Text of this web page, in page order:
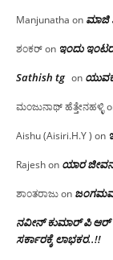
Manjunatha on ಮಾಜಿ
ಶಂಕರ್on ಇಂದು
Sathish tg on
ಮಂಜುನಾಥ್ ಹೆತ್ತೇನಹಳ್ಳಿ
Aishu (Aisiri.H.Y ) on
Rajeshon ಯಾರ
ಶಾಂತರಾಜುon
ನವೀನ್ ಕುಮಾರ್ ಪಿ ಆರ್
ಸರ್ಕಾರಕ್ಕೆ ಲಾಭಕರ..!!